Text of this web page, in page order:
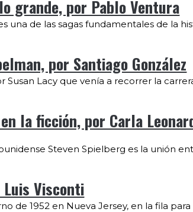
grande, por Pablo Ventura
una de las sagas fundamentales de la
por Santiago González
Lacy que venía a recorrer la
la ficción, por Carla
Steven Spielberg es la unión
Luis Visconti
de 1952 en Nueva Jersey, en la fila